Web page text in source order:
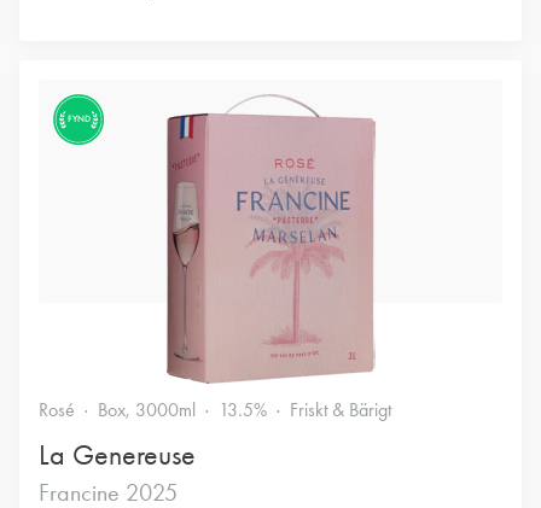
FYND
Rosé Box, 3000ml 13.5% Friskt & Bärigt
La Genereuse
Francine 2025